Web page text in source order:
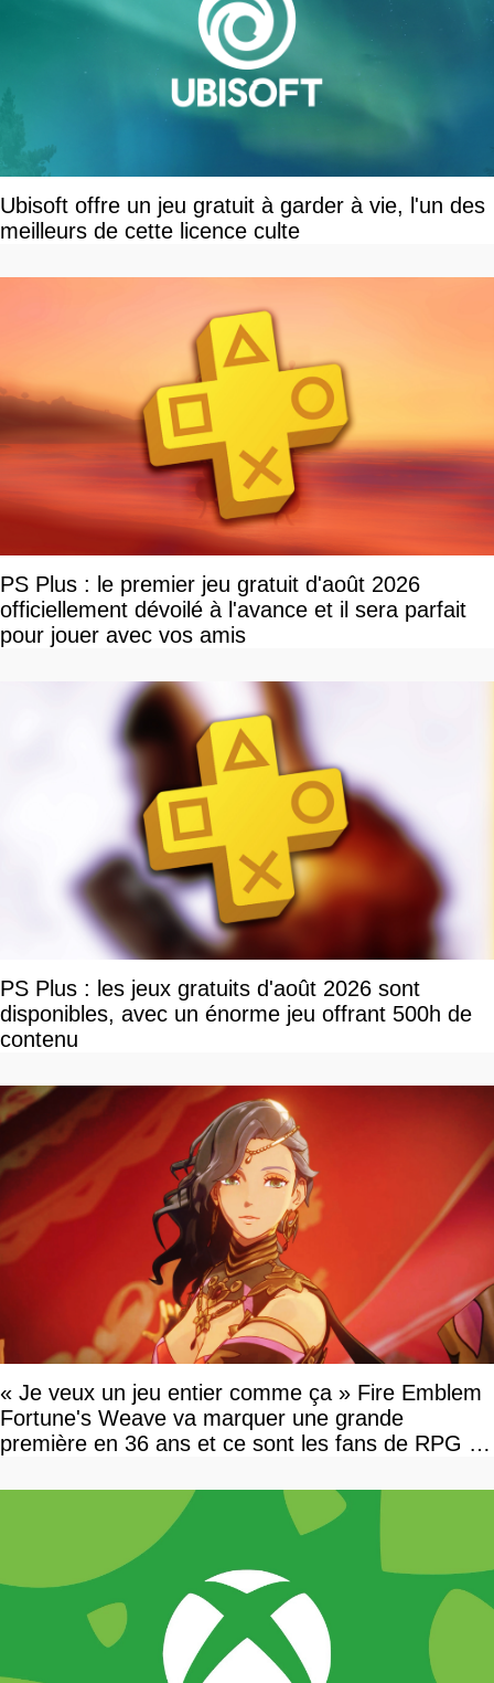
Ubisoft offre un jeu gratuit à garder à vie, l'un des
meilleurs de cette licence culte
PS Plus : le premier jeu gratuit d'août 2026
officiellement dévoilé à l'avance et il sera parfait
pour jouer avec vos amis
PS Plus : les jeux gratuits d'août 2026 sont
disponibles, avec un énorme jeu offrant 500h de
contenu
« Je veux un jeu entier comme ça » Fire Emblem
Fortune's Weave va marquer une grande
première en 36 ans et ce sont les fans de RPG en